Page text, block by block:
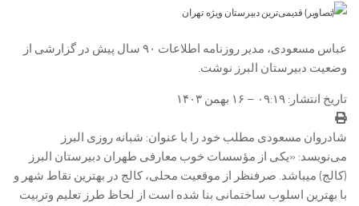
عباس مسعودی، مدیر روزنامه اطلاعات ۹۰ سال پیش در گزارشی از
وضعیت دبیرستان البرز نوشت.
تاریخ انتشار: ۰۹:۱۹ – ۱۶ بهمن ۱۴۰۳
شادروان مسعودی مطلب خود را با عنوان: شبانه روزی البرز
می‌نویسد: «یکی از مؤسسات خوب معارفی طهران دبیرستان البرز
(کالج) میباشد. صرفنظر از موقعیت محلی، کالج در بهترین نقاط شهر و
با بهترین اسلوب ساختمانی بنا شده است از لحاظ طرز تعلیم وتربیت